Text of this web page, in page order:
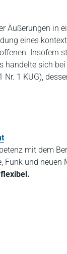
Äußerungen in
eines
Insofern
handelte sich
1 KUG),
mit dem
Funk und neuen